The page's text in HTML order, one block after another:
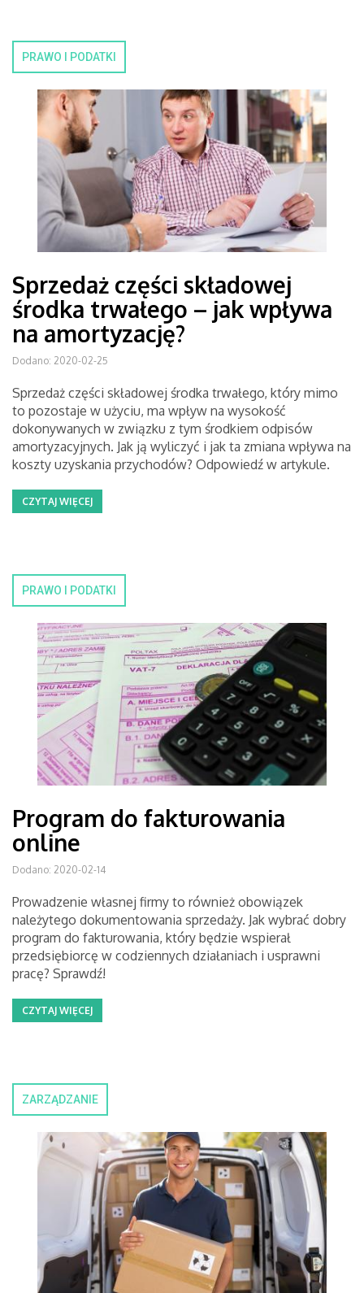
PRAWO I PODATKI
Sprzedaż części składowej
środka trwałego – jak wpływa
na amortyzację?
Dodano: 2020-02-25
Sprzedaż części składowej środka trwałego, który mimo
to pozostaje w użyciu, ma wpływ na wysokość
dokonywanych w związku z tym środkiem odpisów
amortyzacyjnych. Jak ją wyliczyć i jak ta zmiana wpływa na
koszty uzyskania przychodów? Odpowiedź w artykule.
CZYTAJ WIĘCEJ
PRAWO I PODATKI
Program do fakturowania
online
Dodano: 2020-02-14
Prowadzenie własnej firmy to również obowiązek
należytego dokumentowania sprzedaży. Jak wybrać dobry
program do fakturowania, który będzie wspierał
przedsiębiorcę w codziennych działaniach i usprawni
pracę? Sprawdź!
CZYTAJ WIĘCEJ
ZARZĄDZANIE